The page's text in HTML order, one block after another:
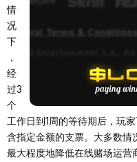
情
况
下
，
经
过3
个
工作日到1周的等待期后，玩
含指定金额的支票。大多数情
最大程度地降低在线赌场运营